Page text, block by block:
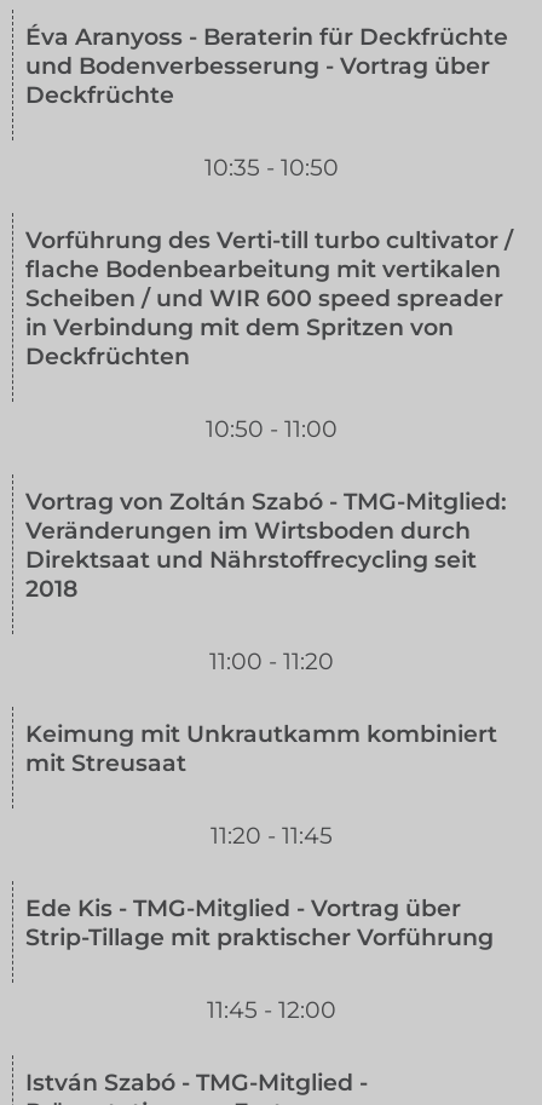
Éva Aranyoss - Beraterin für Deckfrüchte
und Bodenverbesserung - Vortrag über
Deckfrüchte
10:35 - 10:50
Vorführung des Verti-till turbo cultivator /
flache Bodenbearbeitung mit vertikalen
Scheiben / und WIR 600 speed spreader
in Verbindung mit dem Spritzen von
Deckfrüchten
10:50 - 11:00
Vortrag von Zoltán Szabó - TMG-Mitglied:
Veränderungen im Wirtsboden durch
Direktsaat und Nährstoffrecycling seit
2018
11:00 - 11:20
Keimung mit Unkrautkamm kombiniert
mit Streusaat
11:20 - 11:45
Ede Kis - TMG-Mitglied - Vortrag über
Strip-Tillage mit praktischer Vorführung
11:45 - 12:00
István Szabó - TMG-Mitglied -